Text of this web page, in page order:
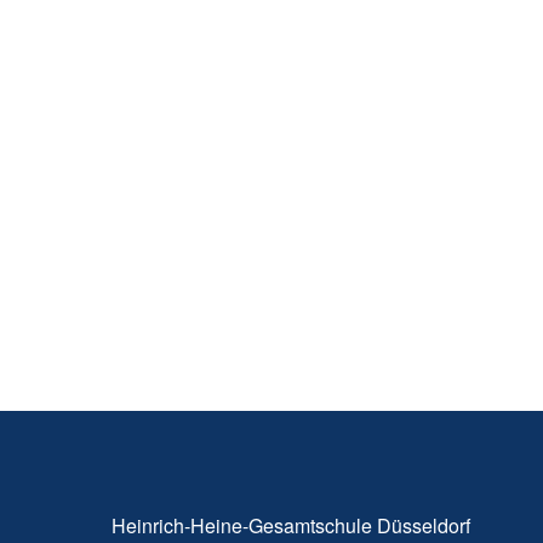
Heinrich-Heine-Gesamtschule Düsseldorf